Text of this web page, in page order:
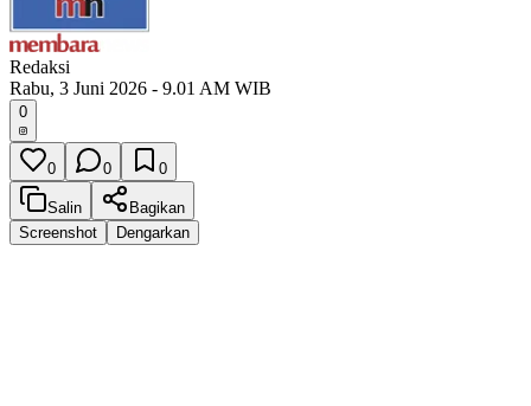
Redaksi
Rabu, 3 Juni 2026 - 9.01 AM WIB
0
0 0 0
Salin
Bagikan
Screenshot
Dengarkan